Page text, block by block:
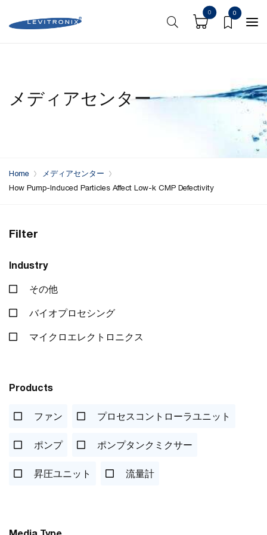
0 0
メディアセンター
Home
メディアセンター
How Pump-Induced Particles Affect Low-k CMP Defectivity
Filter
Industry
その他
バイオプロセシング
マイクロエレクトロニクス
Products
ファン プロセスコントローラユニット
ポンプ ポンプタンクミクサー
昇圧ユニット 流量計